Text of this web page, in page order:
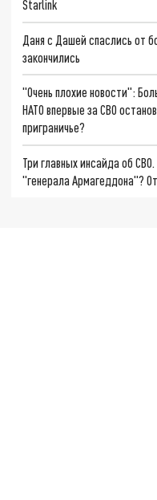
Starlink
Даня с Дашей спаслись от
закончились
"Очень плохие новости":
НАТО впервые за СВО
приграничье?
Три главных инсайда об
"генерала Армагеддона"?